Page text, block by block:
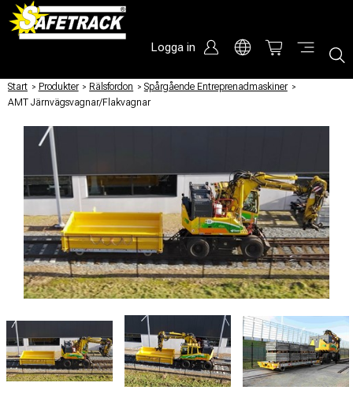
Logga in
Start / Produkter / Rälsfordon / Spårgående Entreprenadmaskiner /
AMT Järnvägsvagnar/Flakvagnar